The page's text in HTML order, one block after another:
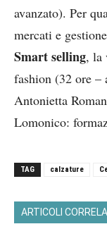
avanzato). Per
mercati e
Smart selling, la
fashion (32 ore –
Antonietta
Lomonico:
TAG calzature
ARTICOLI